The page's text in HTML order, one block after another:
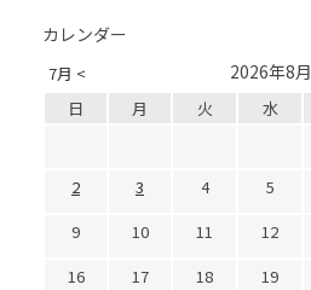
カレンダー
7月 < 2026年8月
日 月 火 水
2
3 4 5
9
10 11 12
16
17 18 19